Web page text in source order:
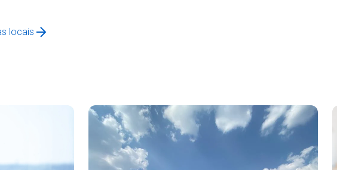
locais